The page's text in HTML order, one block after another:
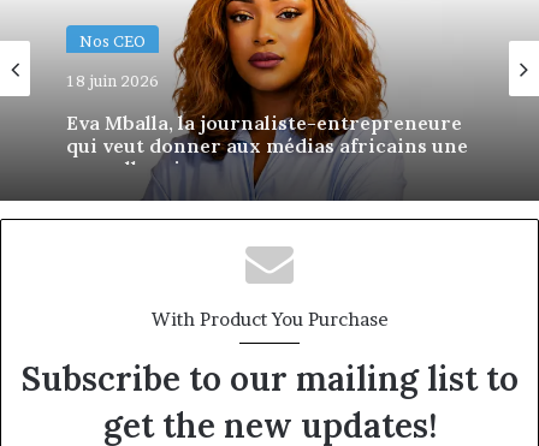
Nos CEO
18 juin 2026
Eva Mballa, la journaliste-entrepreneure
qui veut donner aux médias africains une
nouvelle saison
With Product You Purchase
Subscribe to our mailing list to
get the new updates!